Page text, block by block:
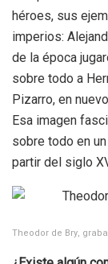
héroes, sus
imperios:
de la época
sobre todo a
Pizarro, en
Esa imagen
sobre todo en
partir del siglo
Theodor de Bry,